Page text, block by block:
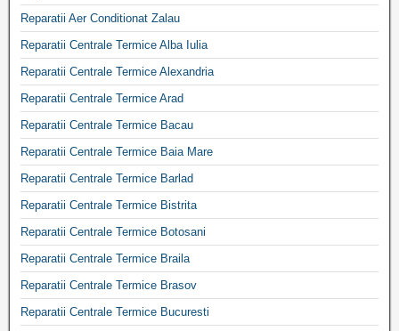
Reparatii Aer Conditionat Zalau
Reparatii Centrale Termice Alba Iulia
Reparatii Centrale Termice Alexandria
Reparatii Centrale Termice Arad
Reparatii Centrale Termice Bacau
Reparatii Centrale Termice Baia Mare
Reparatii Centrale Termice Barlad
Reparatii Centrale Termice Bistrita
Reparatii Centrale Termice Botosani
Reparatii Centrale Termice Braila
Reparatii Centrale Termice Brasov
Reparatii Centrale Termice Bucuresti